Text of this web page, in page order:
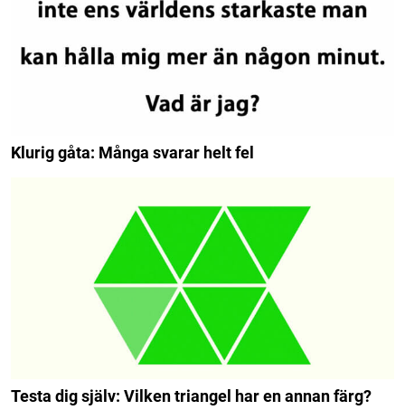
Klurig gåta: Många svarar helt fel
Testa dig själv: Vilken triangel har en annan färg?